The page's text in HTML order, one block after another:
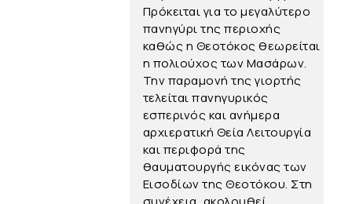
Πρόκειται για το μεγαλύτερο
πανηγύρι της περιοχής
καθώς η Θεοτόκος θεωρείται
η πολιούχος των Μασάρων.
Την παραμονή της γιορτής
τελείται πανηγυρικός
εσπερινός και ανήμερα
αρχιερατική Θεία Λειτουργία
και περιφορά της
θαυματουργής εικόνας των
Εισοδίων της Θεοτόκου. Στη